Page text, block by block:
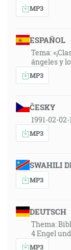
MP3
ESPAÑOL
Tema:
ángeles y
MP3
ČESKY
1991-02-
MP3
SWAHILI
MP3
DEUTSCH
Thema:
4 Engel
MP3